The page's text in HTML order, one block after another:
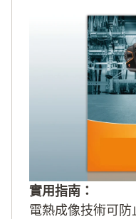
實用指南：
電熱成像技術可防